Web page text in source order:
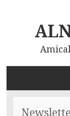
CONTENU